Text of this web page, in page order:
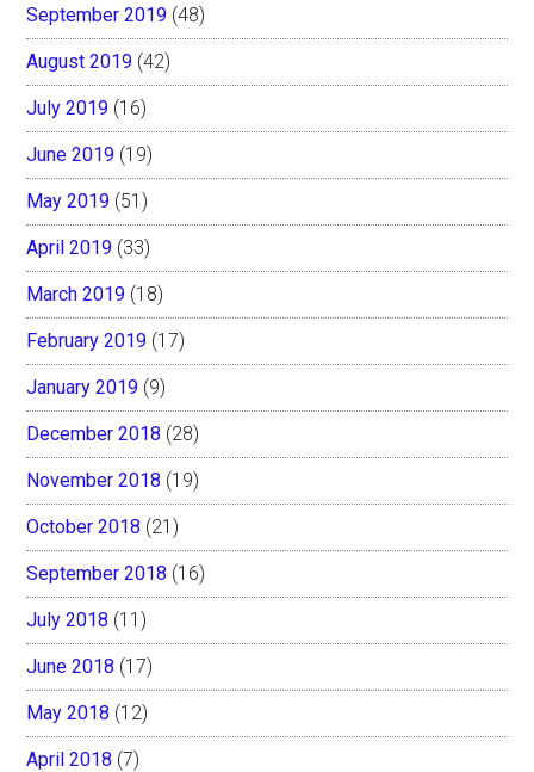
September 2019 (48)
August 2019 (42)
July 2019 (16)
June 2019 (19)
May 2019 (51)
April 2019 (33)
March 2019 (18)
February 2019 (17)
January 2019 (9)
December 2018 (28)
November 2018 (19)
October 2018 (21)
September 2018 (16)
July 2018 (11)
June 2018 (17)
May 2018 (12)
April 2018 (7)